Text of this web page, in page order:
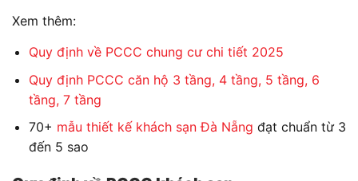
Xem thêm:
Quy định về PCCC chung cư chi tiết 2025
Quy định PCCC căn hộ 3 tầng, 4 tầng, 5 tầng, 6
tầng, 7 tầng
70+ mẫu thiết kế khách sạn Đà Nẵng đạt chuẩn từ 3
đến 5 sao